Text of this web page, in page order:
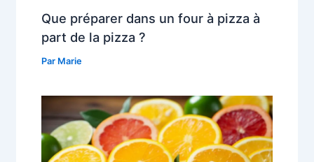
Que préparer dans un four à pizza à
part de la pizza ?
Par Marie